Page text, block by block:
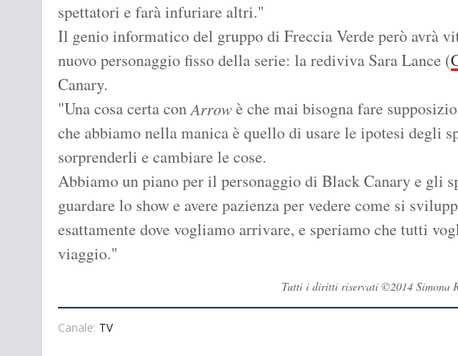
spettatori e farà infuriare altri."
Il genio informatico del gruppo di Freccia Verde però avrà
nuovo personaggio fisso della serie: la rediviva Sara Lance (
Canary.
"Una cosa certa conArrowè che mai bisogna fare
che abbiamo nella manica è quello di usare le ipotesi degli
sorprenderli e cambiare le cose.
Abbiamo un piano per il personaggio di Black Canary e gli
guardare lo show e avere pazienza per vedere come si
esattamente dove vogliamo arrivare, e speriamo che tutti
viaggio."
Tutti i diritti riservati ©2014 Simona
Canale: TV